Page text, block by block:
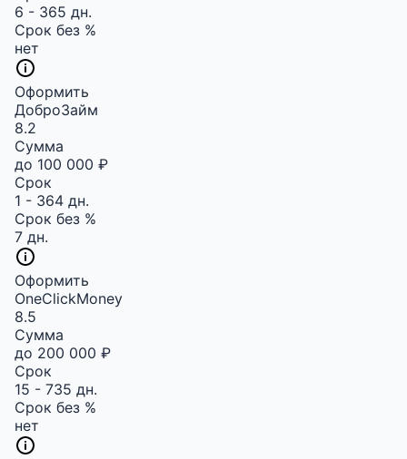
6 - 365 дн.
Срок без %
нет
Оформить
ДоброЗайм
8.2
Сумма
до 100 000 ₽
Срок
1 - 364 дн.
Срок без %
7 дн.
Оформить
OneClickMoney
8.5
Сумма
до 200 000 ₽
Срок
15 - 735 дн.
Срок без %
нет